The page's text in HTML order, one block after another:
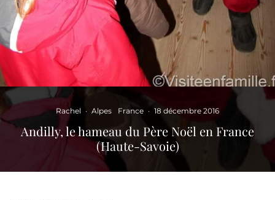
Rachel · Alpes France · 18 décembre 2016
Andilly, le hameau du Père Noël en France
(Haute-Savoie)